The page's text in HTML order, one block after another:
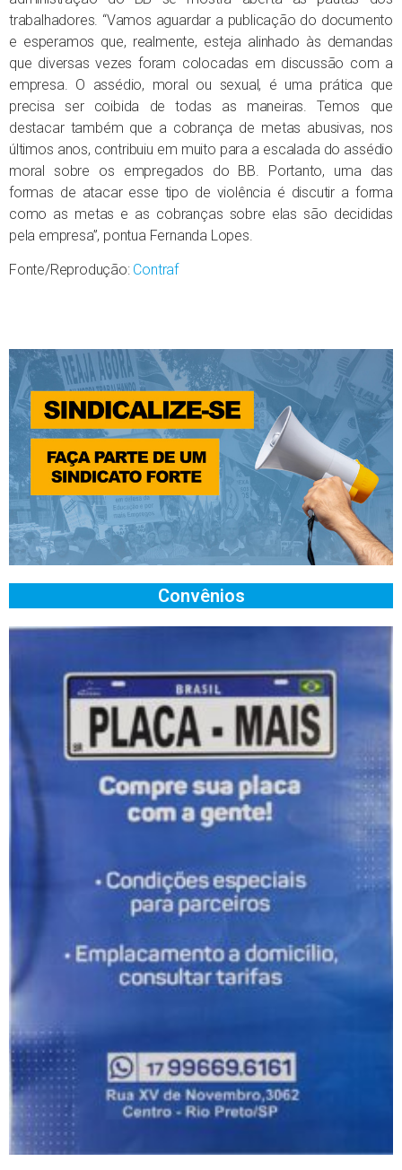
trabalhadores. “Vamos aguardar a publicação do documento
e esperamos que, realmente, esteja alinhado às demandas
que diversas vezes foram colocadas em discussão com a
empresa. O assédio, moral ou sexual, é uma prática que
precisa ser coibida de todas as maneiras. Temos que
destacar também que a cobrança de metas abusivas, nos
últimos anos, contribuiu em muito para a escalada do assédio
moral sobre os empregados do BB. Portanto, uma das
formas de atacar esse tipo de violência é discutir a forma
como as metas e as cobranças sobre elas são decididas
pela empresa”, pontua Fernanda Lopes.
Fonte/Reprodução: Contraf
Convênios